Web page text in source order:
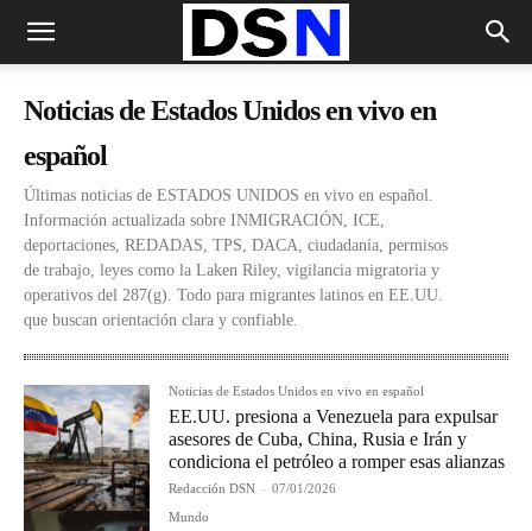
Noticias de Estados Unidos en vivo en
español
Últimas noticias de ESTADOS UNIDOS en vivo en español.
Información actualizada sobre INMIGRACIÓN, ICE,
deportaciones, REDADAS, TPS, DACA, ciudadanía, permisos
de trabajo, leyes como la Laken Riley, vigilancia migratoria y
operativos del 287(g). Todo para migrantes latinos en EE.UU.
que buscan orientación clara y confiable.
Noticias de Estados Unidos en vivo en español
EE.UU. presiona a Venezuela para expulsar
asesores de Cuba, China, Rusia e Irán y
condiciona el petróleo a romper esas alianzas
Redacción DSN - 07/01/2026
Mundo